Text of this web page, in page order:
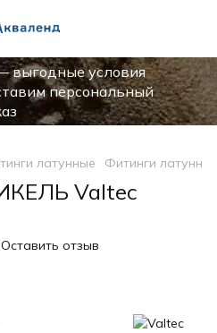
выгодные условия
персональный
латунные Фитинги
Valtec
Оставить отзыв